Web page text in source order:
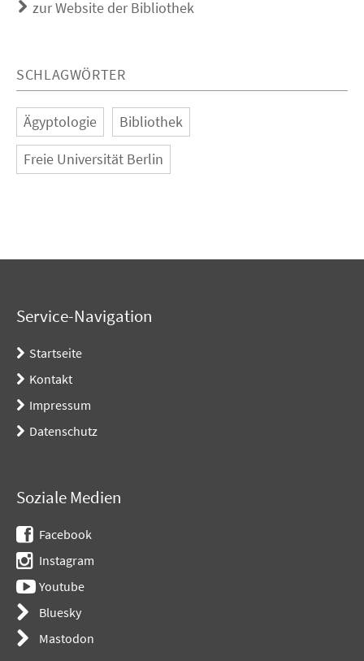
zur Website der Bibliothek
SCHLAGWÖRTER
Ägyptologie
Bibliothek
Freie Universität Berlin
Service-Navigation
Startseite
Kontakt
Impressum
Datenschutz
Soziale Medien
Facebook
Instagram
Youtube
Bluesky
Mastodon